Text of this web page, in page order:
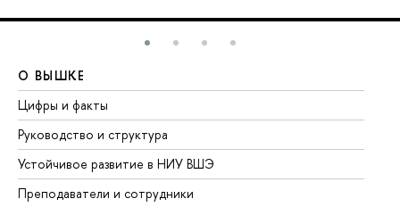
О ВЫШКЕ
Цифры и факты
Руководство и структура
Устойчивое развитие в НИУ ВШЭ
Преподаватели и сотрудники